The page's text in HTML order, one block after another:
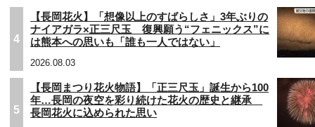
4
【長岡花火】「想像以上のすばらしさ」3年ぶりの
ナイアガラ×正三尺玉 復興願う“フェニックス”に
は熊本への思いも「誰も一人ではない」
2026.08.03
5
【長岡まつり花火物語】「正三尺玉」誕生から100
年…長岡の夜空を彩り続けた花火の歴史と継承
長岡花火に込められた思い